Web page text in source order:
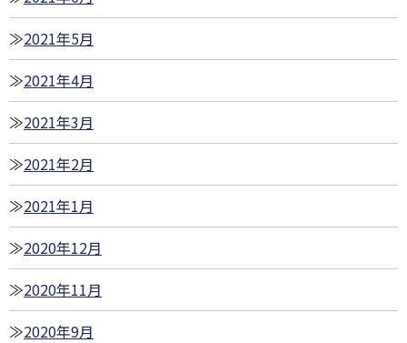
2021年5月
2021年4月
2021年3月
2021年2月
2021年1月
2020年12月
2020年11月
2020年9月